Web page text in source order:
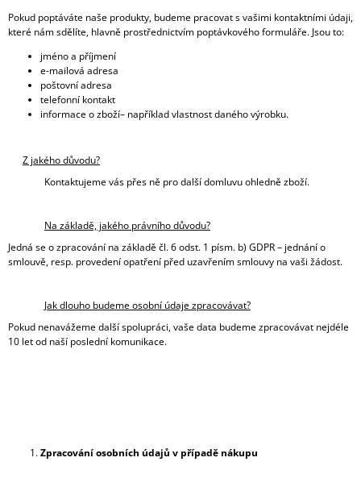
Pokud poptáváte naše produkty, budeme pracovat s vašimi kontaktními údaji,
které nám sdělíte, hlavně prostřednictvím poptávkového formuláře. Jsou to:
jméno a příjmení
e-mailová adresa
poštovní adresa
telefonní kontakt
informace o zboží– například vlastnost daného výrobku.
Z jakého důvodu?
Kontaktujeme vás přes ně pro další domluvu ohledně zboží.
Na základě, jakého právního důvodu?
Jedná se o zpracování na základě čl. 6 odst. 1 písm. b) GDPR – jednání o
smlouvě, resp. provedení opatření před uzavřením smlouvy na vaši žádost.
Jak dlouho budeme osobní údaje zpracovávat?
Pokud nenavážeme další spolupráci, vaše data budeme zpracovávat nejdéle
10 let od naší poslední komunikace.
Zpracování osobních údajů v případě nákupu
U
J
E
M
DÁMSKÁ
MIKINA
2